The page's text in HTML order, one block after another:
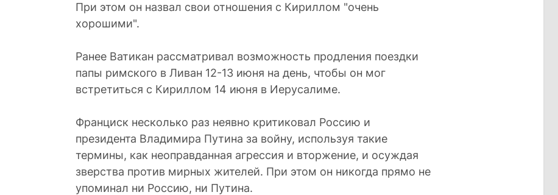
При этом он назвал свои отношения с Кириллом "очень
хорошими".
Ранее Ватикан рассматривал возможность продления поездки
папы римского в Ливан 12-13 июня на день, чтобы он мог
встретиться с Кириллом 14 июня в Иерусалиме.
Франциск несколько раз неявно критиковал Россию и
президента Владимира Путина за войну, используя такие
термины, как неоправданная агрессия и вторжение, и осуждая
зверства против мирных жителей. При этом он никогда прямо не
упоминал ни Россию, ни Путина.